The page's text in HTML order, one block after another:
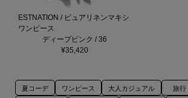
ESTNATION / ピュアリネンマキシ
ワンピース
ディープピンク / 36
¥35,420
夏コーデ ワンピース 大人カジュアル 旅行